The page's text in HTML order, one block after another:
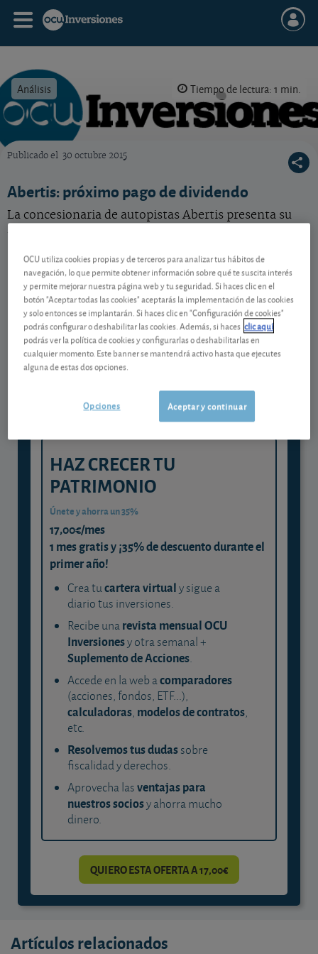
Análisis Tiempo de lectura: 1 min.
Publicado el 30 octubre 2015
Abertis: próximo pago de dividendo
La concesionaria de autopistas Abertis presenta su
resultado trimestral y abona dividendo.
Contenido reservado a SOCIOS
Gestiona tu dinero con visión
experta
y consigue que cada euro trabaje
HAZ CRECER TU
PATRIMONIO
Únete y ahorra un 35%
17,00€/mes
1 mes gratis y ¡35% de descuento durante el
primer año!
Crea tucartera virtualy sigue a
diario tus inversiones.
Recibe unarevista mensual OCU
Inversionesy otra semanal +
Suplemento de Acciones.
Accede en la web acomparadores
(acciones, fondos, ETF...),
calculadoras, modelos de contratos,
etc.
Resolvemos tus dudassobre
fiscalidad y derechos.
Aprovecha lasventajas para
nuestros sociosy ahorra mucho
dinero.
QUIERO ESTA OFERTA A 17,00€
Artículos relacionados
OCU utiliza cookies propias y de terceros para analizar tus hábitos de
navegación, lo que permite obtener información sobre qué te suscita interés
y permite mejorar nuestra página web y tu seguridad. Si haces clic en el
botón "Aceptar todas las cookies" aceptarás la implementación de las cookies
y solo entonces se implantarán. Si haces clic en "Configuración de cookies"
podrás configurar o deshabilitar las cookies. Además, si haces clic aquí
podrás ver la política de cookies y configurarlas o deshabilitarlas en
cualquier momento. Este banner se mantendrá activo hasta que ejecutes
alguna de estas dos opciones.
Aceptar y continuar
Opciones